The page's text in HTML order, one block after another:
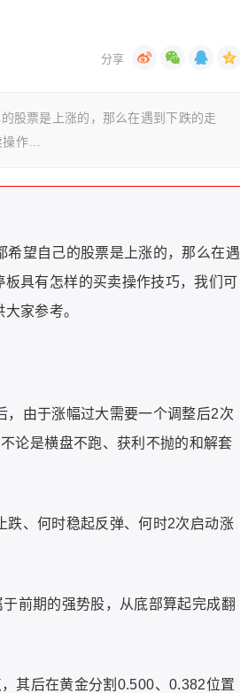
股票是上涨的，那么在遇到下跌的走
作…
希望自己的股票是上涨的，那么在遇
具有怎样的买卖操作技巧，我们可
家参考。
，由于涨幅过大需要一个调整后2次
论是横盘不跑、获利不抛的和解套
跌、何时稳起反弹、何时2次启动涨
前期的强势股，从底部算起完成翻
其后在黄金分割0.500、0.382位置